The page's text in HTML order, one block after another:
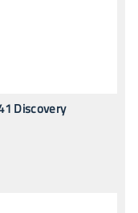
Discovery